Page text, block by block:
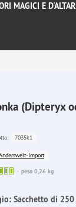
MAGICI E
(Dipteryx
7035k1
Import
Sofort
peso 0,26 kg
Sacchetto di 250